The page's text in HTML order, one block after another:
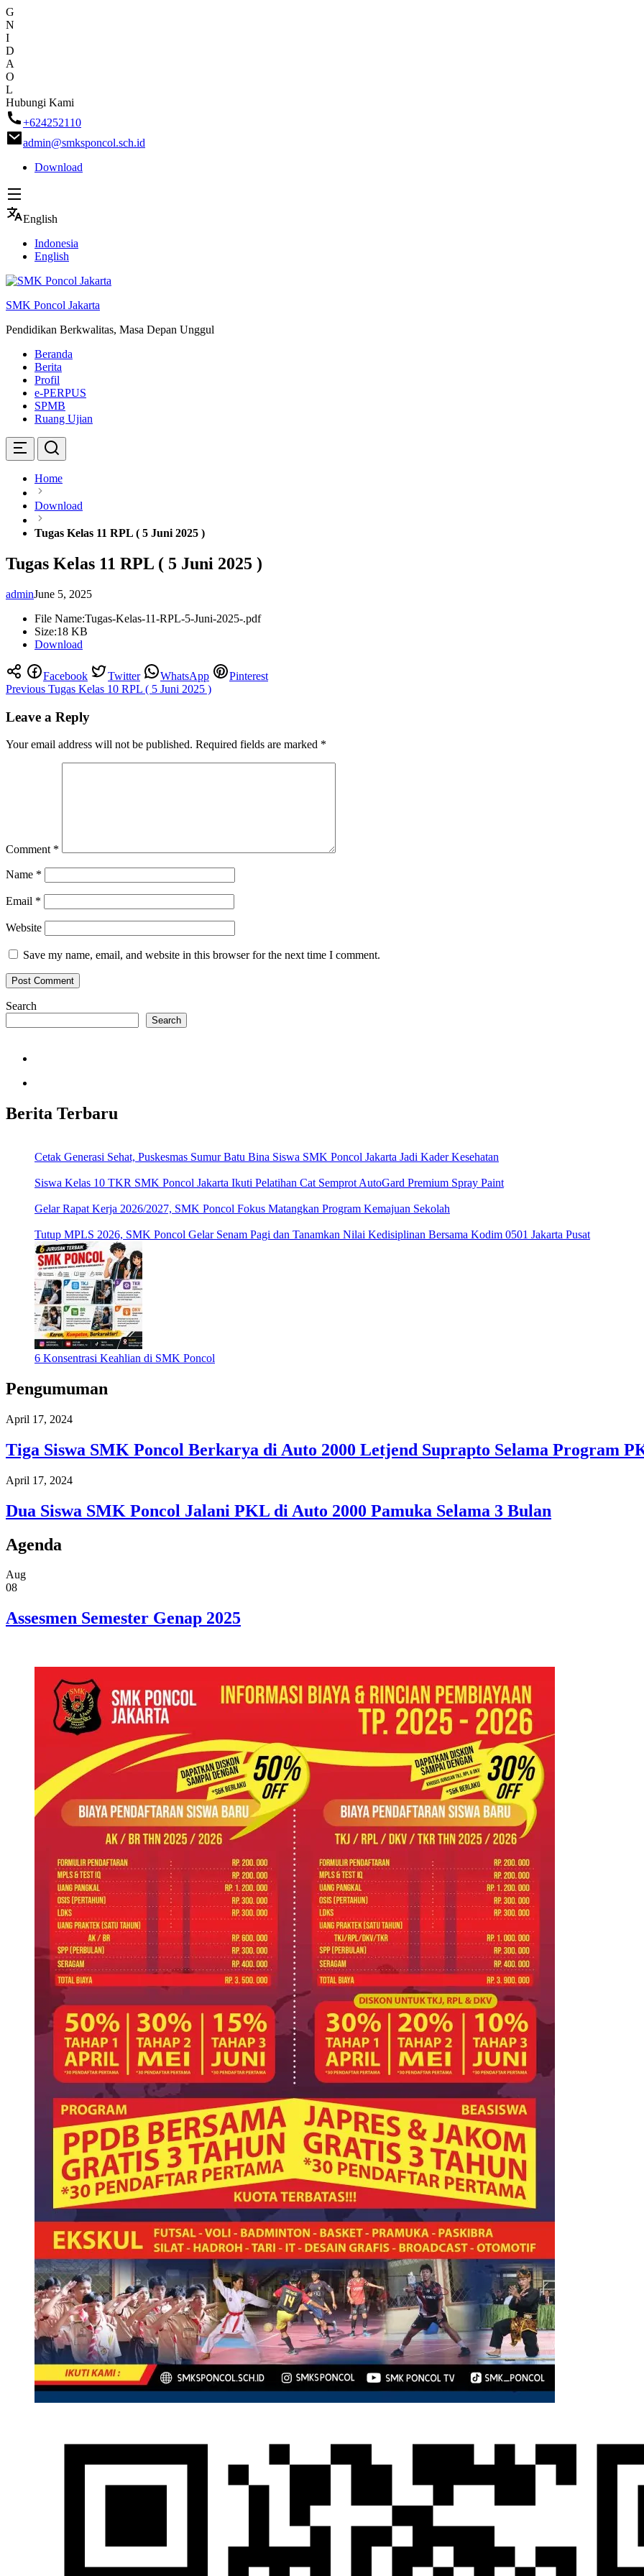
G
N
I
D
A
O
L
Skip
to
content
Hubungi Kami
+624252110
admin@smksponcol.sch.id
Download
English
Indonesia
English
SMK Poncol Jakarta
Pendidikan Berkwalitas, Masa Depan Unggul
Beranda
Berita
Profil
e-PERPUS
SPMB
Ruang Ujian
Home
Download
Tugas Kelas 11 RPL ( 5 Juni 2025 )
Tugas Kelas 11 RPL ( 5 Juni 2025 )
adminJune 5, 2025
File Name:Tugas-Kelas-11-RPL-5-Juni-2025-.pdf
Size:18 KB
Download
Facebook Twitter WhatsApp Pinterest
Post
navigation
Previous Tugas Kelas 10 RPL ( 5 Juni 2025 )
Leave a Reply
Your email address will not be published. Required fields are marked *
Comment *
Name *
Email *
Website
Save my name, email, and website in this browser for the next time I comment.
Search
Search
Berita Terbaru
Cetak Generasi Sehat, Puskesmas Sumur Batu Bina Siswa SMK Poncol Jakarta Jadi Kader Kesehatan
Siswa Kelas 10 TKR SMK Poncol Jakarta Ikuti Pelatihan Cat Semprot AutoGard Premium Spray Paint
Gelar Rapat Kerja 2026/2027, SMK Poncol Fokus Matangkan Program Kemajuan Sekolah
Tutup MPLS 2026, SMK Poncol Gelar Senam Pagi dan Tanamkan Nilai Kedisiplinan Bersama Kodim 0501 Jakarta Pusat
6 Konsentrasi Keahlian di SMK Poncol
Pengumuman
April 17, 2024
Tiga Siswa SMK Poncol Berkarya di Auto 2000 Letjend Suprapto Selama Program
April 17, 2024
Dua Siswa SMK Poncol Jalani PKL di Auto 2000 Pamuka Selama 3 Bulan
Agenda
Aug
08
Assesmen Semester Genap 2025